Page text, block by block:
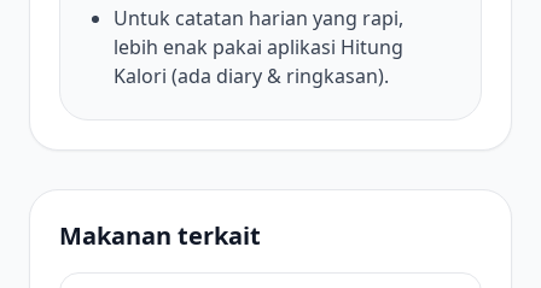
Untuk catatan harian yang rapi,
lebih enak pakai aplikasi Hitung
Kalori (ada diary & ringkasan).
Makanan terkait